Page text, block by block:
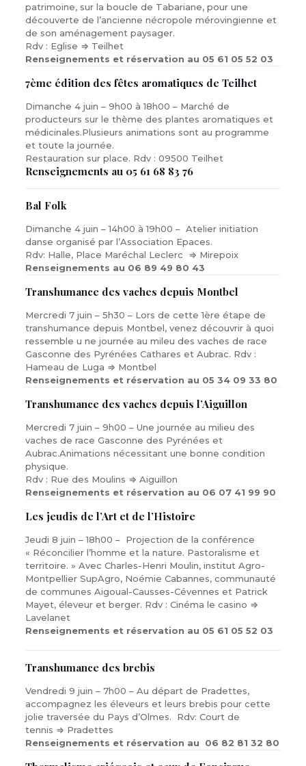
patrimoine, sur la boucle de Tabariane, pour une
découverte de l’ancienne nécropole mérovingienne et
de son aménagement paysager.
Rdv : Eglise ⇒ Teilhet
Renseignements et réservation au 05 61 05 52 03
7ème édition des fêtes aromatiques de Teilhet
Dimanche 4 juin – 9h00 à 18h00 – Marché de
producteurs sur le thème des plantes aromatiques et
médicinales.Plusieurs animations sont au programme
et toute la journée.
Restauration sur place. Rdv : 09500 Teilhet
Renseignements au 05 61 68 83 76
Bal Folk
Dimanche 4 juin – 14h00 à 19h00 – Atelier initiation
danse organisé par l’Association Epaces.
Rdv: Halle, Place Maréchal Leclerc ⇒ Mirepoix
Renseignements au 06 89 49 80 43
Transhumance des vaches depuis Montbel
Mercredi 7 juin – 5h30 – Lors de cette 1ère étape de
transhumance depuis Montbel, venez découvrir à quoi
ressemble u ne journée au mileu des vaches de race
Gasconne des Pyrénées Cathares et Aubrac. Rdv :
Hameau de Luga ⇒ Montbel
Renseignements et réservation au 05 34 09 33 80
Transhumance des vaches depuis l’Aiguillon
Mercredi 7 juin – 9h00 – Une journée au milieu des
vaches de race Gasconne des Pyrénées et
Aubrac.Animations nécessitant une bonne condition
physique.
Rdv : Rue des Moulins ⇒ Aiguillon
Renseignements et réservation au 06 07 41 99 90
Les jeudis de l’Art et de l’Histoire
Jeudi 8 juin – 18h00 – Projection de la conférence
« Réconcilier l’homme et la nature. Pastoralisme et
territoire. » Avec Charles-Henri Moulin, institut Agro-
Montpellier SupAgro, Noémie Cabannes, communauté
de communes Aigoual-Causses-Cévennes et Patrick
Mayet, éleveur et berger. Rdv : Cinéma le casino ⇒
Lavelanet
Renseignements et réservation au 05 61 05 52 03
Transhumance des brebis
Vendredi 9 juin – 7h00 – Au départ de Pradettes,
accompagnez les éleveurs et leurs brebis pour cette
jolie traversée du Pays d’Olmes. Rdv: Court de
tennis ⇒ Pradettes
Renseignements et réservation au 06 82 81 32 80